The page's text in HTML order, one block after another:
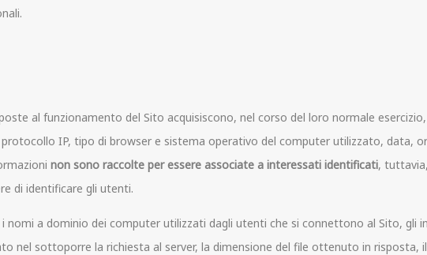
al funzionamento del Sito acquisiscono, nel corso del loro normale
IP, tipo di browser e sistema operativo del computer utilizzato, data,
non sono raccolte per essere associate a interessati identificati,
di identificare gli utenti.
a dominio dei computer utilizzati dagli utenti che si connettono al Sito, gli
nel sottoporre la richiesta al server, la dimensione del file ottenuto in